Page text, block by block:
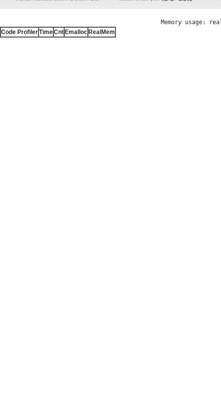
Memory usage:
Code ProfilerTimeCnt Emalloc RealMem